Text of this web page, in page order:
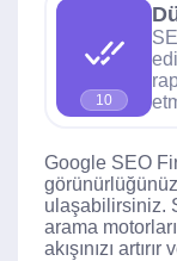
10
Google SEO
ulaşabilirsiniz.
arama
akışınızı